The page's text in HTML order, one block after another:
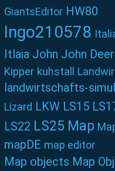
GiantsEditor HW80
Ingo210578
Itlaia John John
Kipper kuhstall
landwirtschafts-
Lizard LKW LS15
LS22 LS25 Map
mapDE map editor
Map objects Map